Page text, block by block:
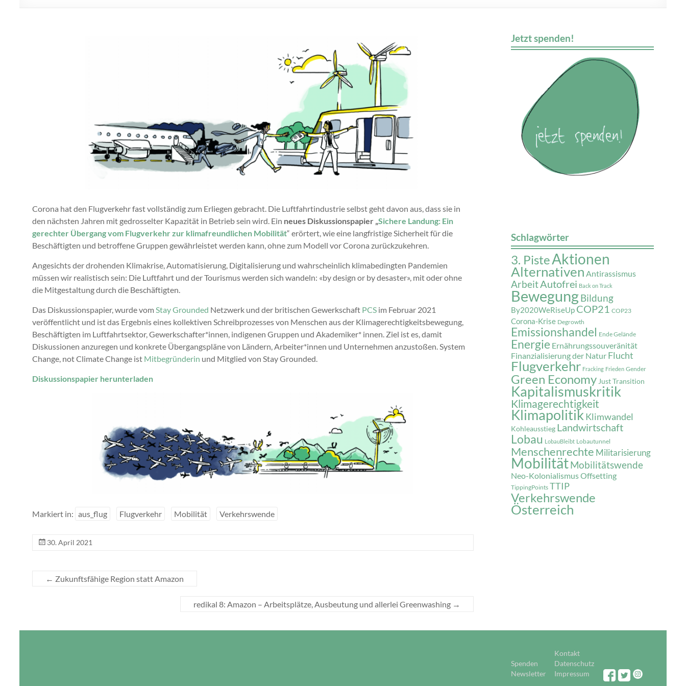
Corona hat den Flugverkehr fast vollständig zum Erliegen gebracht. Die Luftfahrtindustrie selbst geht davon aus, dass sie in
den nächsten Jahren mit gedrosselter Kapazität in Betrieb sein wird. Ein neues Diskussionspapier „Sichere Landung: Ein
gerechter Übergang vom Flugverkehr zur klimafreundlichen Mobilität“ erörtert, wie eine langfristige Sicherheit für die
Beschäftigten und betroffene Gruppen gewährleistet werden kann, ohne zum Modell vor Corona zurückzukehren.
Angesichts der drohenden Klimakrise, Automatisierung, Digitalisierung und wahrscheinlich klimabedingten Pandemien
müssen wir realistisch sein: Die Luftfahrt und der Tourismus werden sich wandeln: «by design or by desaster», mit oder ohne
die Mitgestaltung durch die Beschäftigten.
Das Diskussionspapier, wurde vomStay Grounded Netzwerk und der britischen Gewerkschaft PCS im Februar 2021
veröffentlicht und ist das Ergebnis eines kollektiven Schreibprozesses von Menschen aus der Klimagerechtigkeitsbewegung,
Beschäftigten im Luftfahrtsektor, Gewerkschafter*innen, indigenen Gruppen und Akademiker* innen. Ziel ist es, damit
Diskussionen anzuregen und konkrete Übergangspläne von Ländern, Arbeiter*innen und Unternehmen anzustoßen. System
Change, not Climate Change ist Mitbegründerin und Mitglied von Stay Grounded.
Diskussionspapier herunterladen
Markiert in: aus_flug Flugverkehr Mobilität Verkehrswende
30. April 2021
← Zukunftsfähige Region statt Amazon
redikal 8: Amazon – Arbeitsplätze, Ausbeutung und allerlei Greenwashing →
Jetzt spenden!
Schlagwörter
3. PisteAktionen
Alternativen Antirassismus
ArbeitAutofrei Back on Track
BewegungBildung
By2020WeRiseUp COP21 COP23
Corona-Krise Degrowth
Emissionshandel Ende Gelände
Energie Ernährungssouveränität
Finanzialisierung der Natur Flucht
Flugverkehr Fracking Frieden Gender
Green EconomyJust Transition
Kapitalismuskritik
Klimagerechtigkeit
Klimapolitik Klimwandel
Kohleausstieg Landwirtschaft
Lobau LobauBleibt Lobautunnel
Menschenrechte Militarisierung
MobilitätMobilitätswende
Neo-KolonialismusOffsetting
TippingPoints TTIP
Verkehrswende
Österreich
Kontakt
Spenden
Datenschutz
Newsletter
Impressum